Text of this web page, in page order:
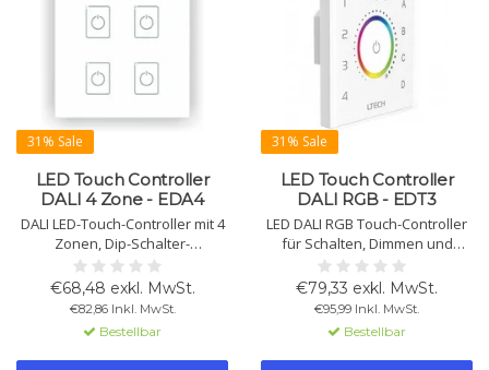
31% Sale
LED Touch Controller
DALI 4 Zone - EDA4
DALI LED-Touch-Controller mit 4
Zonen, Dip-Schalter-
Konfiguration und DALI-1-Signal.
Einbauinstallation, IP20, für
Innenräume geeignet. CE-
zertifiziert.
€68,48 exkl. MwSt.
€82,86 Inkl. MwSt.
Bestellbar
31% Sale
LED Touch Controller
DALI RGB - EDT3
LED DALI RGB Touch-Controller
für Schalten, Dimmen und
Farbsteuerung. Unterstützt
Gruppen- und Broadcast-
Modus. Stromversorgung über
DALI-Bus. Vibrationsfeedback.
€79,33 exkl. MwSt.
€95,99 Inkl. MwSt.
Bestellbar